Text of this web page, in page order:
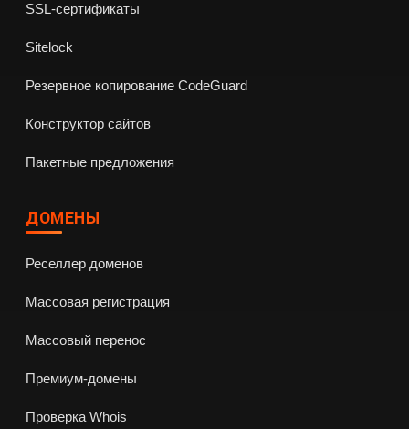
SSL-сертификаты
Sitelock
Резервное копирование CodeGuard
Конструктор сайтов
Пакетные предложения
ДОМЕНЫ
Реселлер доменов
Массовая регистрация
Массовый перенос
Премиум-домены
Проверка Whois